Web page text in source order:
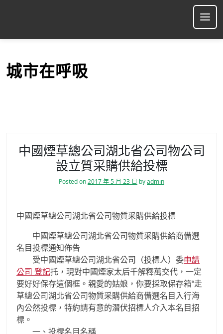
p
城市在呼吸
中國煙草總公司湖北省公司物公司
設立質采購供給投標
Posted on2017 年 5 月 23 日 byadmin
中國煙草總公司湖北省公司物質采購供給投標
中國煙草總公司湖北省公司物質采購供給商備選
名目投標通知佈告
受中國煙草總公司湖北省公司（投標人）委申請
公司 登記托，現對中國煙家太后千解釋萬交代，一定
要好好保存這個框。親愛的姑娘，你要採取保存箱“走
草總公司湖北省公司物質采購供給商備選名目入行海
內公然投標，特約請有意的潛伏招標人介入本名目招
標。
一、投標名目名稱